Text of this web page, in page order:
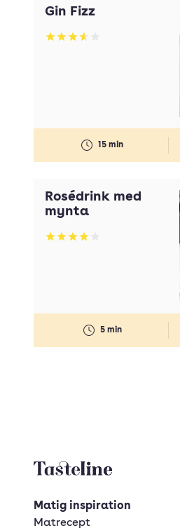
Gin Fizz
Betyg: 3.61 av 5
15 min
Rosédrink med
mynta
Betyg: 3.86 av 5
5 min
Tasteline startsida
Matig inspiration
Matrecept